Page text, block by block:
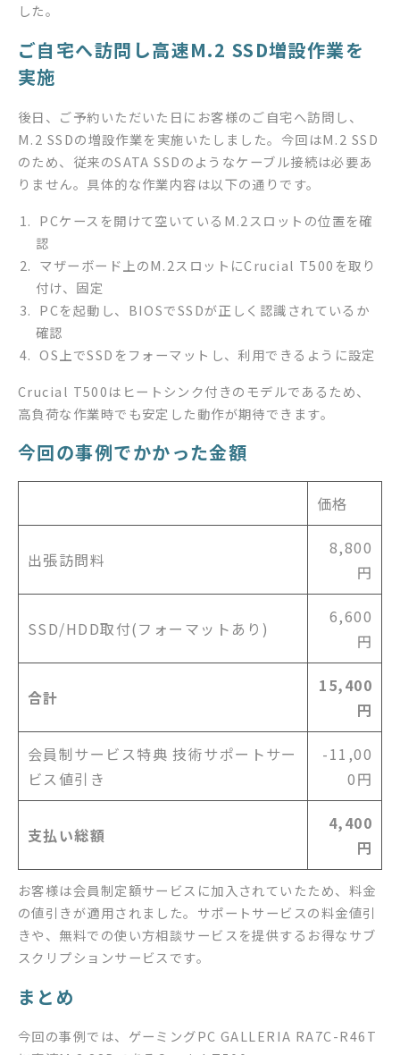
した。
ご自宅へ訪問し高速M.2 SSD増設作業を
実施
後日、ご予約いただいた日にお客様のご自宅へ訪問し、
M.2 SSDの増設作業を実施いたしました。今回はM.2 SSD
のため、従来のSATA SSDのようなケーブル接続は必要あ
りません。具体的な作業内容は以下の通りです。
PCケースを開けて空いているM.2スロットの位置を確
認
マザーボード上のM.2スロットにCrucial T500を取り
付け、固定
PCを起動し、BIOSでSSDが正しく認識されているか
確認
OS上でSSDをフォーマットし、利用できるように設定
Crucial T500はヒートシンク付きのモデルであるため、
高負荷な作業時でも安定した動作が期待できます。
今回の事例でかかった金額
価格
出張訪問料
8,800
円
SSD/HDD取付(フォーマットあり)
6,600
円
合計
15,400
円
会員制サービス特典 技術サポートサー
ビス値引き
-11,00
0円
支払い総額
4,400
円
お客様は会員制定額サービスに加入されていたため、料金
の値引きが適用されました。サポートサービスの料金値引
きや、無料での使い方相談サービスを提供するお得なサブ
スクリプションサービスです。
まとめ
今回の事例では、ゲーミングPC GALLERIA RA7C-R46T